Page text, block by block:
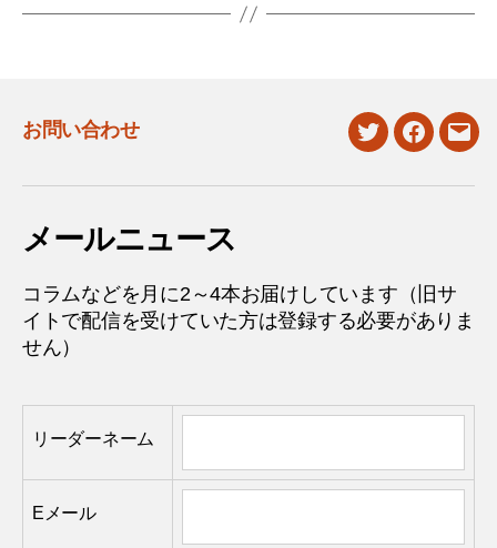
お問い合わせ
twitterfacebook
メールニュース
コラムなどを月に2～4本お届けしています（旧サ
イトで配信を受けていた方は登録する必要がありま
せん）
リーダーネーム
Eメール